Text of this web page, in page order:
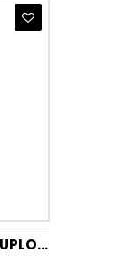
BREF WC EDIC.LIMIT. APARATO(BOLAS) DUPLO RETRO